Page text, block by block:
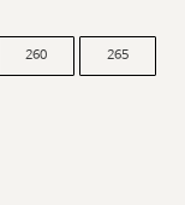
260 265